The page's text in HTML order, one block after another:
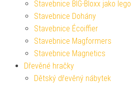
Stavebnice BIG-Bloxx jako lego
Stavebnice Dohány
Stavebnice Écoiffier
Stavebnice Magformers
Stavebnice Magnetics
Dřevěné hračky
Dětský dřevěný nábytek